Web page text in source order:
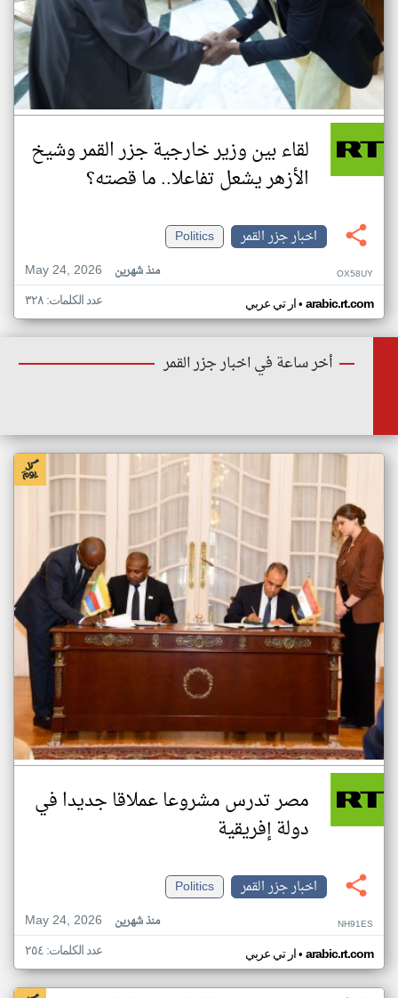
لقاء بين وزير خارجية جزر القمر وشيخ
الأزهر يشعل تفاعلا.. ما قصته؟
اخبار جزر القمر
Politics
May 24, 2026
منذ شهرين OX58UY
ار تي عربي• arabic.rt.com عدد الكلمات: ٣٢٨
أخر ساعة في اخبار جزر القمر
مصر تدرس مشروعا عملاقا جديدا في
دولة إفريقية
اخبار جزر القمر
Politics
May 24, 2026
منذ شهرين NH91ES
ار تي عربي• arabic.rt.com عدد الكلمات: ٢٥٤